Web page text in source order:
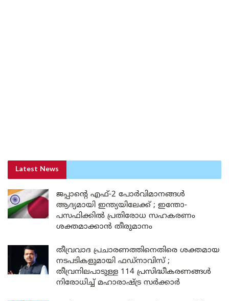
Latest News
ജപ്പാന്റെ എഫ്-2 പോർവിമാനങ്ങൾ
ആദ്യമായി ഇന്ത്യയിലേക്ക് ; ഇന്തോ-
പസഫിക്കിൽ പ്രതിരോധ സഹകരണം
ശക്തമാക്കാൻ തീരുമാനം
തീവ്രവാദ പ്രചാരണത്തിനെതിരെ ശക്തമായ
നടപടികളുമായി ഫഡ്നാവിസ് ;
തീവ്രനിലപാടുള്ള 114 പ്രസിദ്ധീകരണങ്ങൾ
നിരോധിച്ച് മഹാരാഷ്ട്ര സർക്കാർ